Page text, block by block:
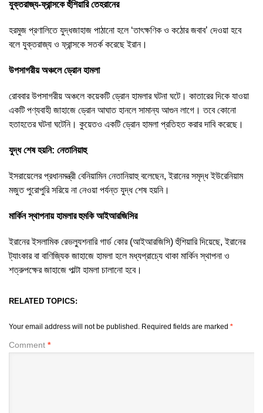
যুক্তরাজ্য-ফ্রান্সকে হুঁশিয়ারি তেহরানের
হরমুজ প্রণালিতে যুদ্ধজাহাজ পাঠানো হলে ‘তাৎক্ষণিক ও কঠোর জবাব’ দেওয়া হবে
বলে যুক্তরাজ্য ও ফ্রান্সকে সতর্ক করেছে ইরান।
উপসাগরীয় অঞ্চলে ড্রোন হামলা
রোববার উপসাগরীয় অঞ্চলে কয়েকটি ড্রোন হামলার ঘটনা ঘটে। কাতারের দিকে যাওয়া
একটি পণ্যবাহী জাহাজে ড্রোন আঘাত হানলে সামান্য আগুন লাগে। তবে কোনো
হতাহতের ঘটনা ঘটেনি। কুয়েতও একটি ড্রোন হামলা প্রতিহত করার দাবি করেছে।
যুদ্ধ শেষ হয়নি: নেতানিয়াহু
ইসরায়েলের প্রধানমন্ত্রী বেনিয়ামিন নেতানিয়াহু বলেছেন, ইরানের সমৃদ্ধ ইউরেনিয়াম
মজুত পুরোপুরি সরিয়ে না নেওয়া পর্যন্ত যুদ্ধ শেষ হয়নি।
মার্কিন স্থাপনায় হামলার হুমকি আইআরজিসির
ইরানের ইসলামিক রেভল্যুশনারি গার্ড কোর (আইআরজিসি) হুঁশিয়ারি দিয়েছে, ইরানের
ট্যাংকার বা বাণিজ্যিক জাহাজে হামলা হলে মধ্যপ্রাচ্যে থাকা মার্কিন স্থাপনা ও
শত্রুপক্ষের জাহাজে পাল্টা হামলা চালানো হবে।
RELATED TOPICS:
Your email address will not be published. Required fields are marked *
Comment *